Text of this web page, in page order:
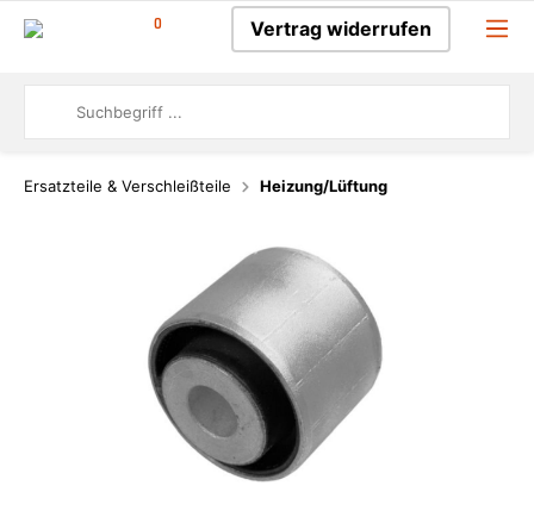
0 Vertrag widerrufen
Ersatzteile & Verschleißteile Heizung/Lüftung